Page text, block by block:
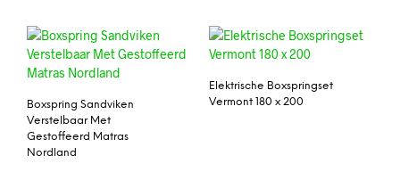
Boxspring Sandviken
Verstelbaar Met
Gestoffeerd Matras
Nordland
Elektrische Boxspringset
Vermont 180 x 200